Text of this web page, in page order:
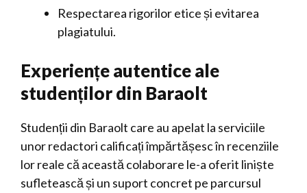
Respectarea rigorilor etice și evitarea
plagiatului.
Experiențe autentice ale
studenților din Baraolt
Studenții din Baraolt care au apelat la serviciile
unor redactori calificați împărtășesc în recenziile
lor reale că această colaborare le-a oferit liniște
sufletească și un suport concret pe parcursul